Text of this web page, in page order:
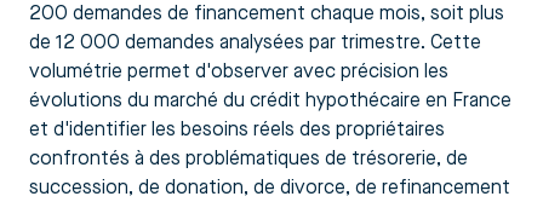
200 demandes de financement chaque mois, soit plus
de 12 000 demandes analysées par trimestre. Cette
volumétrie permet d'observer avec précision les
évolutions du marché du crédit hypothécaire en France
et d'identifier les besoins réels des propriétaires
confrontés à des problématiques de trésorerie, de
succession, de donation, de divorce, de refinancement